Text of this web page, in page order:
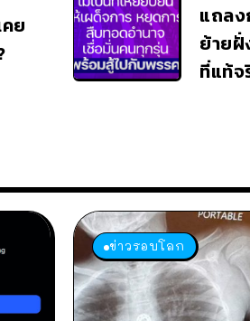
ย
แถลง
ย้ายฝั่
ที่แท้จ
ข่าวรอบโลก